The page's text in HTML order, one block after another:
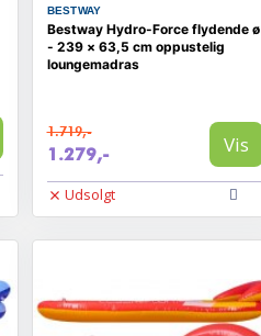
BESTWAY
Bestway Hydro-Force flydende ø
- 239 × 63,5 cm oppustelig
loungemadras
1.719,-
1.279,- Vis
Udsolgt